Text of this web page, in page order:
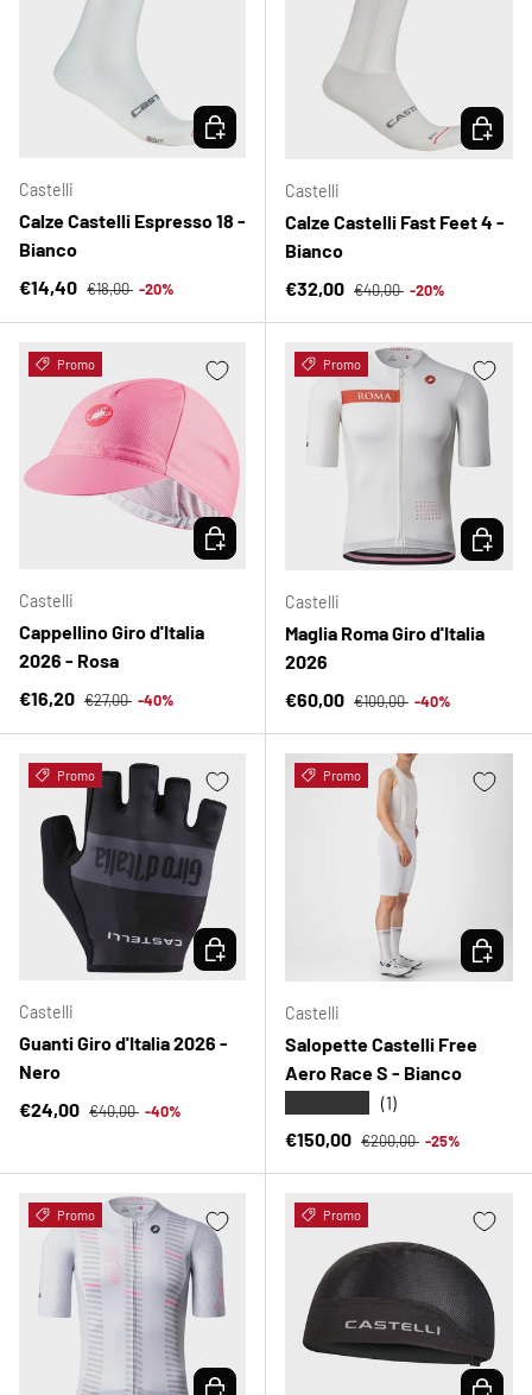
Castelli
Calze Castelli Espresso 18 -
Bianco
Prezzo di vendita
€14,40 Prezzo normale
€18,00 -20%
SCEGLI OPZIONI
Castelli
Calze Castelli Fast Feet 4 -
Bianco
Prezzo di vendita
€32,00 Prezzo normale
€40,00 -20%
SCEGLI
Promo
Castelli
Cappellino Giro d'Italia
2026 - Rosa
Prezzo di vendita
€16,20 Prezzo normale
€27,00 -40%
SCEGLI OPZIONI
Promo
Castelli
Maglia Roma Giro d'Italia
2026
Prezzo di vendita
€60,00 Prezzo normale
€100,00 -40%
SCEGLI
Promo
Castelli
Guanti Giro d'Italia 2026 -
Nero
Prezzo di vendita
€24,00 Prezzo normale
€40,00 -40%
SCEGLI OPZIONI
Promo
Castelli
Salopette Castelli Free
Aero Race S - Bianco
(1)
Prezzo di vendita
€150,00 Prezzo normale
€200,00 -25%
SCEGLI
Promo
SCEGLI OPZIONI
Promo
SCEGLI